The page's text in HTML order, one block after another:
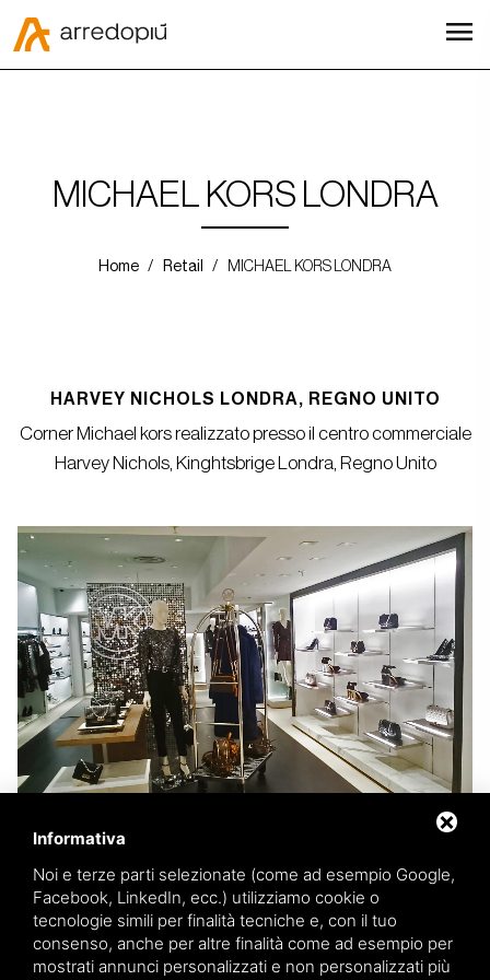
menu
MICHAEL KORS LONDRA
Home Retail MICHAEL KORS LONDRA
HARVEY NICHOLS LONDRA, REGNO UNITO
Corner Michael kors realizzato presso il centro commerciale
Harvey Nichols, Kinghtsbrige Londra, Regno Unito
Informativa
Noi e terze parti selezionate (come ad esempio Google,
Facebook, LinkedIn, ecc.) utilizziamo cookie o
tecnologie simili per finalità tecniche e, con il tuo
consenso, anche per altre finalità come ad esempio per
mostrati annunci personalizzati e non personalizzati più